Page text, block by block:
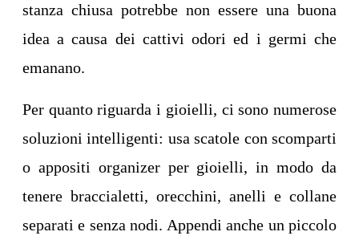
stanza chiusa potrebbe non essere una buona
idea a causa dei cattivi odori ed i germi che
emanano.
Per quanto riguarda i gioielli, ci sono numerose
soluzioni intelligenti: usa scatole con scomparti
o appositi organizer per gioielli, in modo da
tenere braccialetti, orecchini, anelli e collane
separati e senza nodi. Appendi anche un piccolo